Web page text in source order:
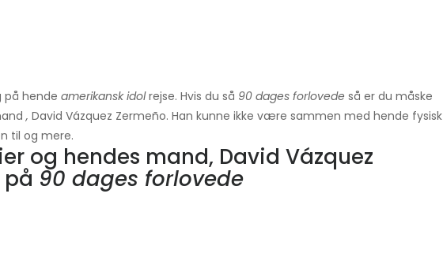
på hende amerikansk idolrejse. Hvis du så 90 dages forlovede så er du måske
, David Vázquez Zermeño. Han kunne ikke være sammen med hende fysisk
til og mere.
og hendes mand, David Vázquez
på 90 dages forlovede